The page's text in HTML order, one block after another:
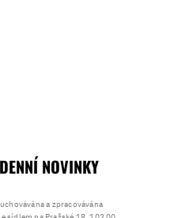
NOVINKY
a zpracovávána